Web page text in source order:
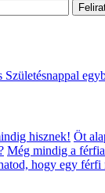
Születésnappal
hisznek! Öt
Még mindig a
hogy egy férfi